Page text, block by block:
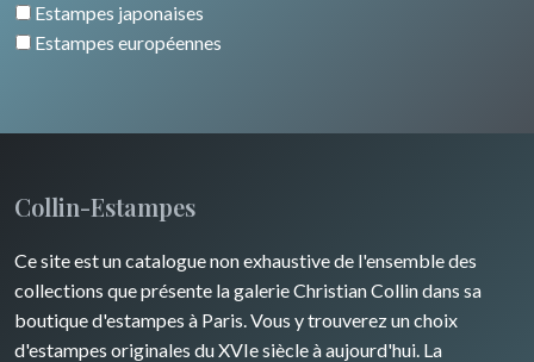
Estampes japonaises
Estampes européennes
Collin-Estampes
Ce site est un catalogue non exhaustive de l'ensemble des
collections que présente la galerie Christian Collin dans sa
boutique d'estampes à Paris. Vous y trouverez un choix
d'estampes originales du XVIe siècle à aujourd'hui. La